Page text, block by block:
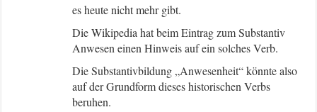
es heute nicht mehr gibt.
Die Wikipedia hat beim Eintrag zum Substantiv
Anwesen einen Hinweis auf ein solches Verb.
Die Substantivbildung „Anwesenheit“ könnte also
auf der Grundform dieses historischen Verbs
beruhen.